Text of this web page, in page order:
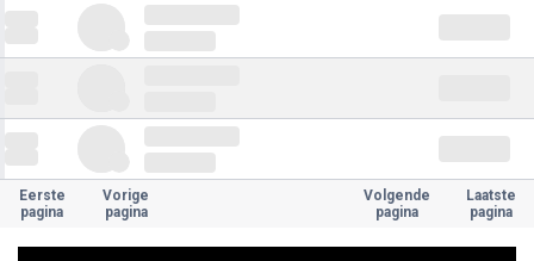
Eerste
pagina
Vorige
pagina
Volgende
pagina
Laatste
pagina